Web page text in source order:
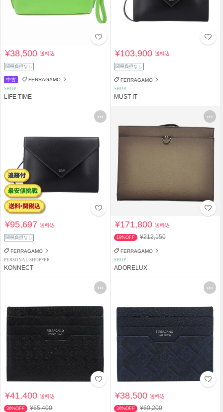
¥38,500送料込
関税負担なし
中古 FERRAGAMO
SHOP
LIFE TIME
¥103,900送料込
関税負担なし
FERRAGAMO
SHOP
MUST IT
¥95,697送料込
関税負担なし
FERRAGAMO
PERSONAL SHOPPER
KONNECT
¥171,800送料込
19%OFF ¥212,150
FERRAGAMO
SHOP
ADORELUX
¥41,400送料込
36%OFF ¥65,400
¥38,500送料込
36%OFF ¥60,200